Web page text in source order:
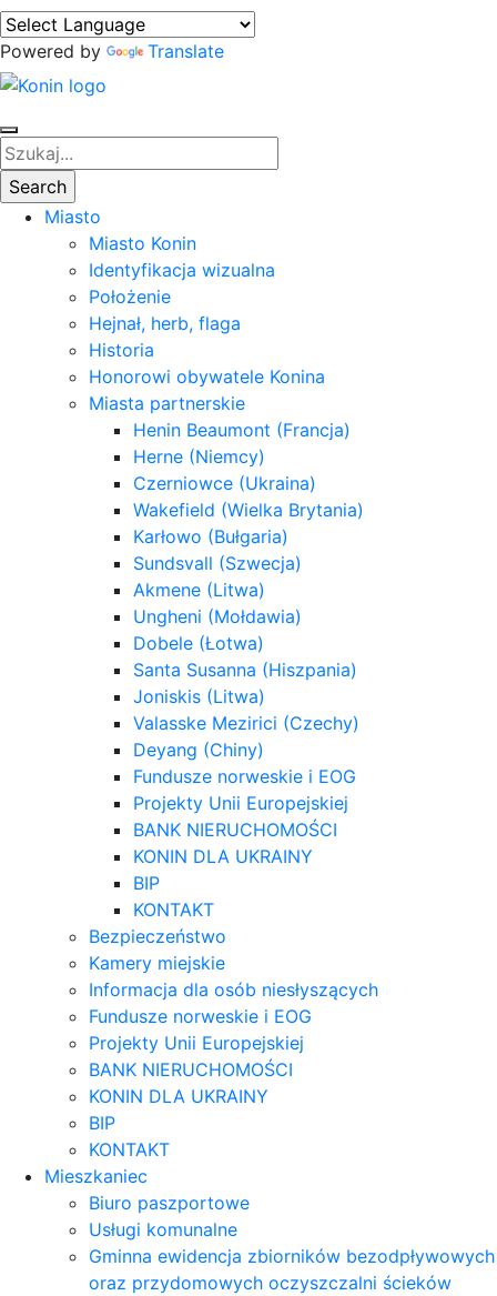
Powered by Translate
Miasto
Miasto Konin
Identyfikacja wizualna
Położenie
Hejnał, herb, flaga
Historia
Honorowi obywatele Konina
Miasta partnerskie
Henin Beaumont (Francja)
Herne (Niemcy)
Czerniowce (Ukraina)
Wakefield (Wielka Brytania)
Karłowo (Bułgaria)
Sundsvall (Szwecja)
Akmene (Litwa)
Ungheni (Mołdawia)
Dobele (Łotwa)
Santa Susanna (Hiszpania)
Joniskis (Litwa)
Valasske Mezirici (Czechy)
Deyang (Chiny)
Fundusze norweskie i EOG
Projekty Unii Europejskiej
BANK NIERUCHOMOŚCI
KONIN DLA UKRAINY
BIP
KONTAKT
Bezpieczeństwo
Kamery miejskie
Informacja dla osób niesłyszących
Fundusze norweskie i EOG
Projekty Unii Europejskiej
BANK NIERUCHOMOŚCI
KONIN DLA UKRAINY
BIP
KONTAKT
Mieszkaniec
Biuro paszportowe
Usługi komunalne
Gminna ewidencja zbiorników bezodpływowych
oraz przydomowych oczyszczalni ścieków